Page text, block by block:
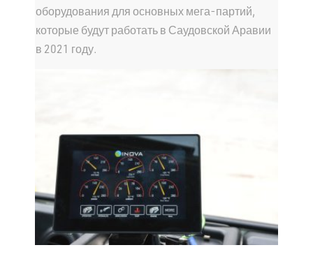
оборудования для основных мега-партий,
которые будут работать в Саудовской Аравии
в 2021 году.